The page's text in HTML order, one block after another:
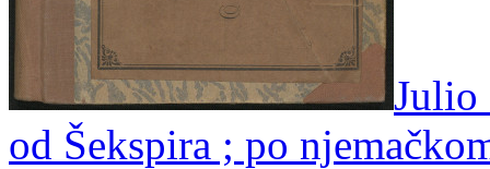
Julio
od Šekspira ; po